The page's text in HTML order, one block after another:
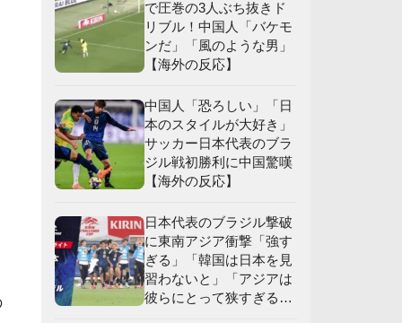
で圧巻の3人ぶち抜きド
リブル！中国人「バケモ
ンだ」「風のような男」
【海外の反応】
中国人「恐ろしい」「日
本のスタイルが大好き」
サッカー日本代表のブラ
ジル戦初勝利に中国驚嘆
【海外の反応】
日本代表のブラジル撃破
に東南アジア衝撃「強す
ぎる」「韓国は日本を見
習わないと」「アジアは
彼らにとって狭すぎる」